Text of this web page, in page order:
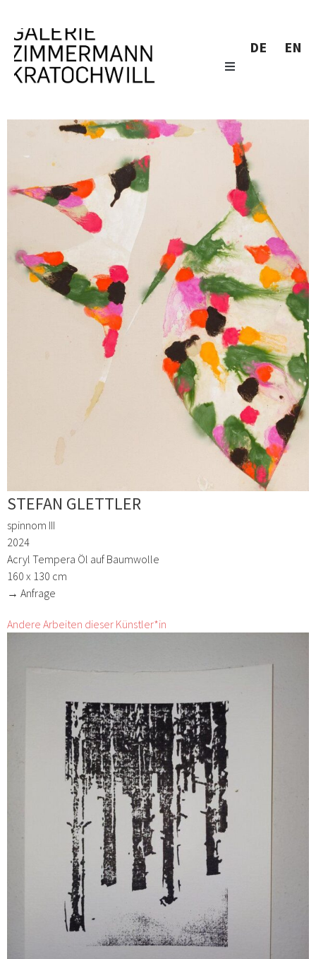
DE EN
STEFAN GLETTLER
spinnom III
2024
Acryl Tempera Öl auf Baumwolle
160 x 130 cm
→ Anfrage
Andere Arbeiten dieser Künstler*in